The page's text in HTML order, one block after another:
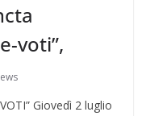
voti”,
Giovedì 2 luglio